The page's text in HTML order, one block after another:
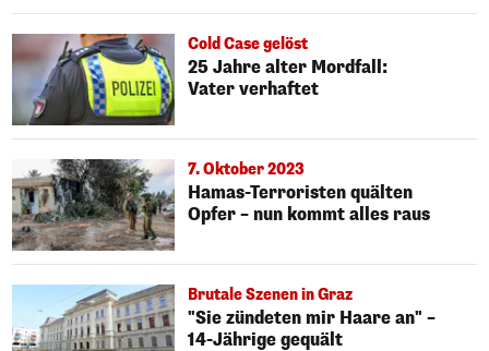
Cold Case gelöst
25 Jahre alter Mordfall:
Vater verhaftet
7. Oktober 2023
Hamas-Terroristen quälten
Opfer – nun kommt alles raus
Brutale Szenen in Graz
"Sie zündeten mir Haare an" –
14-Jährige gequält